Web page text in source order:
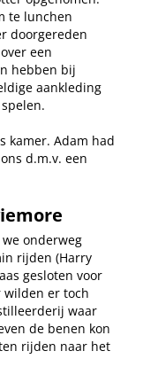
te lunchen
doorgereden
een
hebben bij
aankleding
kamer. Adam had
d.m.v. een
onderweg
rijden (Harry
gesloten voor
wilden er toch
waar
de benen kon
rijden naar het